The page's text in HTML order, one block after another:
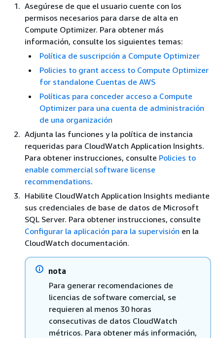
Asegúrese de que el usuario cuente con los
permisos necesarios para darse de alta en
Compute Optimizer. Para obtener más
información, consulte los siguientes temas:
Política de suscripción a Compute Optimizer
Policies to grant access to Compute Optimizer
for standalone Cuentas de AWS
Políticas para conceder acceso a Compute
Optimizer para una cuenta de administración
de una organización
Adjunta las funciones y la política de instancia
requeridas para CloudWatch Application Insights.
Para obtener instrucciones, consulte Policies to
enable commercial software license
recommendations.
Habilite CloudWatch Application Insights mediante
sus credenciales de base de datos de Microsoft
SQL Server. Para obtener instrucciones, consulte
Configurar la aplicación para la supervisión en la
CloudWatch documentación.
nota
Para generar recomendaciones de
licencias de software comercial, se
requieren al menos 30 horas
consecutivas de datos CloudWatch
métricos. Para obtener más información,